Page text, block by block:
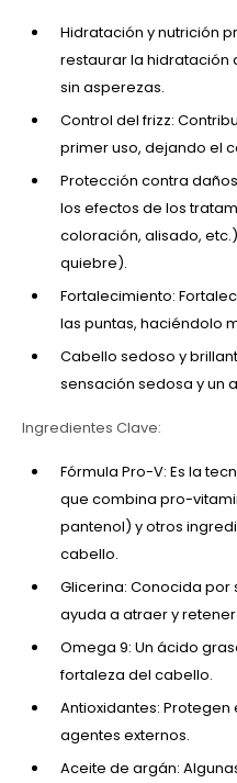
Hidratación y nutrición
restaurar la hidratación
sin asperezas.
Control del frizz:
primer uso, dejando el
Protección contra
los efectos de los
coloración, alisado,
quiebre).
Fortalecimiento:
las puntas, haciéndolo
Cabello sedoso y
sensación sedosa y un
Ingredientes Clave:
Fórmula Pro-V: Es la
que combina pro-
pantenol) y otros
cabello.
Glicerina: Conocida
ayuda a atraer y
Omega 9: Un ácido
fortaleza del cabello.
Antioxidantes:
agentes externos.
Aceite de argán: